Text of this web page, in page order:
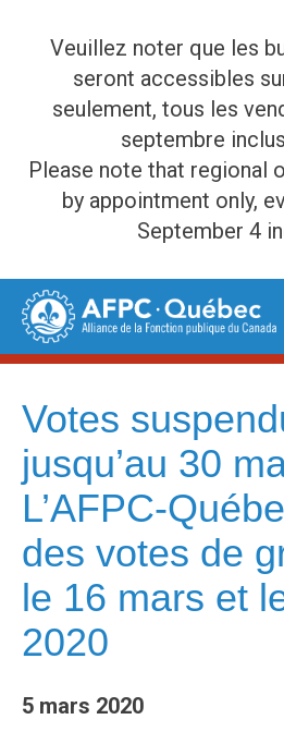
Veuillez noter que les
seront accessibles
seulement, tous les
septembre
Please note that regional
by appointment only,
September 4
Skip
content
Votes
jusqu’au 30
L’AFPC-
des votes de
le 16 mars et
2020
5 mars 2020